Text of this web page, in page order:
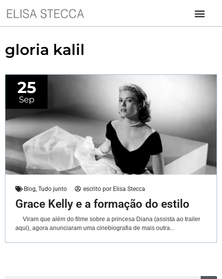
gloria kalil
Blog Tudo junto escrito por Elisa Stecca
Grace Kelly e a formação do estilo
Viram que além do filme sobre a princesa Diana (assista ao trailer
aqui), agora anunciaram uma cinebiografia de mais outra...
25
Sep